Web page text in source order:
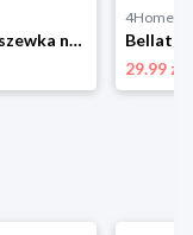
Bellatex Poszewka na poduszkę EMA Lawenda fioletowy, żółty, 45 x 45 cm
4Home
29.99 zł